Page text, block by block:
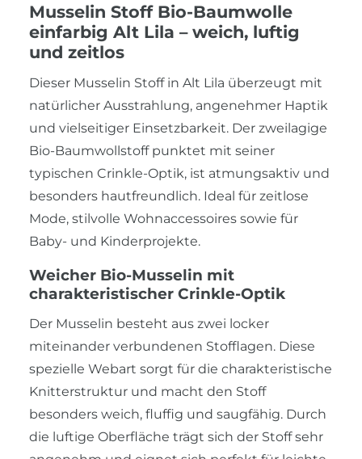
Musselin Stoff Bio-Baumwolle
einfarbig Alt Lila – weich, luftig
und zeitlos
Dieser Musselin Stoff in Alt Lila überzeugt mit
natürlicher Ausstrahlung, angenehmer Haptik
und vielseitiger Einsetzbarkeit. Der zweilagige
Bio-Baumwollstoff punktet mit seiner
typischen Crinkle-Optik, ist atmungsaktiv und
besonders hautfreundlich. Ideal für zeitlose
Mode, stilvolle Wohnaccessoires sowie für
Baby- und Kinderprojekte.
Weicher Bio-Musselin mit
charakteristischer Crinkle-Optik
Der Musselin besteht aus zwei locker
miteinander verbundenen Stofflagen. Diese
spezielle Webart sorgt für die charakteristische
Knitterstruktur und macht den Stoff
besonders weich, fluffig und saugfähig. Durch
die luftige Oberfläche trägt sich der Stoff sehr